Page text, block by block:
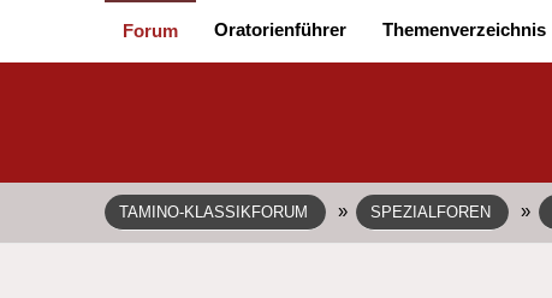
Forum Oratorienführer Themenverzeichnis
TAMINO-KLASSIKFORUM » SPEZIALFOREN »